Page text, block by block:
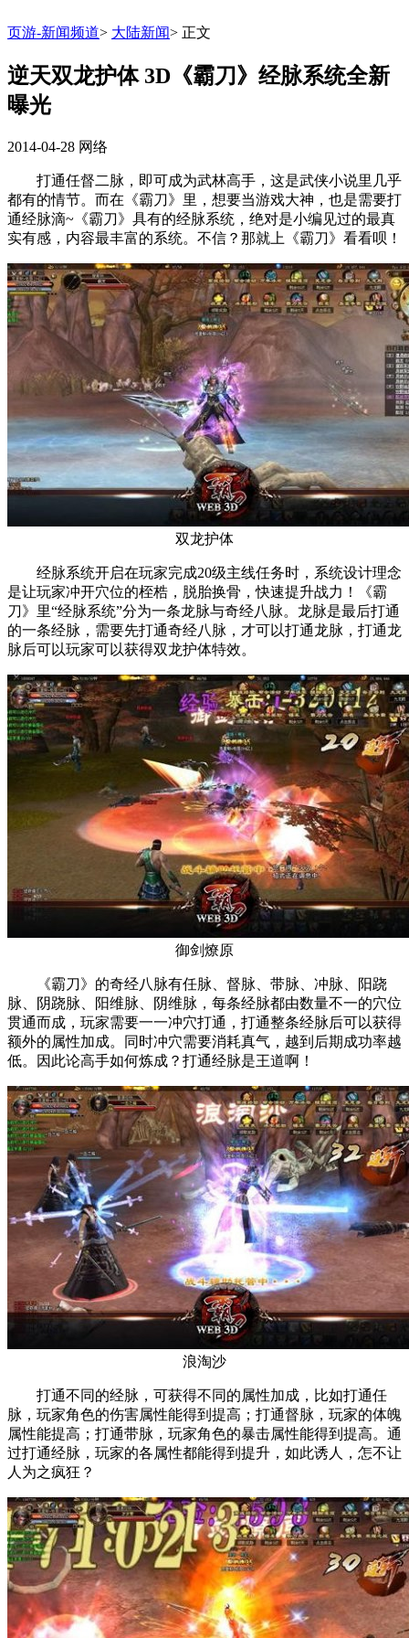
页游-新闻频道> 大陆新闻> 正文
逆天双龙护体 3D《霸刀》经脉系统全新
曝光
2014-04-28 网络
打通任督二脉，即可成为武林高手，这是武侠小说里几乎
都有的情节。而在《霸刀》里，想要当游戏大神，也是需要打
通经脉滴~《霸刀》具有的经脉系统，绝对是小编见过的最真
实有感，内容最丰富的系统。不信？那就上《霸刀》看看呗！
双龙护体
经脉系统开启在玩家完成20级主线任务时，系统设计理念
是让玩家冲开穴位的桎梏，脱胎换骨，快速提升战力！《霸
刀》里“经脉系统”分为一条龙脉与奇经八脉。龙脉是最后打通
的一条经脉，需要先打通奇经八脉，才可以打通龙脉，打通龙
脉后可以玩家可以获得双龙护体特效。
御剑燎原
《霸刀》的奇经八脉有任脉、督脉、带脉、冲脉、阳跷
脉、阴跷脉、阳维脉、阴维脉，每条经脉都由数量不一的穴位
贯通而成，玩家需要一一冲穴打通，打通整条经脉后可以获得
额外的属性加成。同时冲穴需要消耗真气，越到后期成功率越
低。因此论高手如何炼成？打通经脉是王道啊！
浪淘沙
打通不同的经脉，可获得不同的属性加成，比如打通任
脉，玩家角色的伤害属性能得到提高；打通督脉，玩家的体魄
属性能提高；打通带脉，玩家角色的暴击属性能得到提高。通
过打通经脉，玩家的各属性都能得到提升，如此诱人，怎不让
人为之疯狂？